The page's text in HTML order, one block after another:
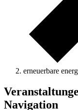
erneuerbare
Navigation